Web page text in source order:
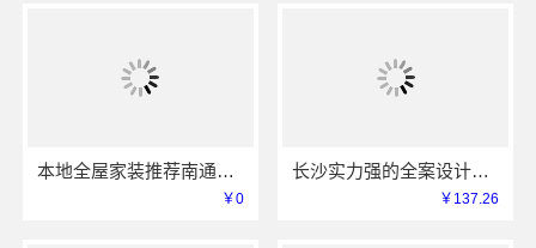
本地全屋家装推荐南通宏域全宅装饰建材有限公司
￥0
长沙实力强的全案设计创益讯建筑有限公司口碑保障
￥137.26